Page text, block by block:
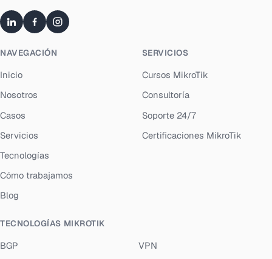
NAVEGACIÓN
Inicio
Nosotros
Casos
Servicios
Tecnologías
Cómo trabajamos
Blog
SERVICIOS
Cursos MikroTik
Consultoría
Soporte 24/7
Certificaciones MikroTik
TECNOLOGÍAS MIKROTIK
BGP VPN